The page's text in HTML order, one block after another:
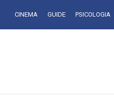
CINEMA GUIDE PSICOLOGIA